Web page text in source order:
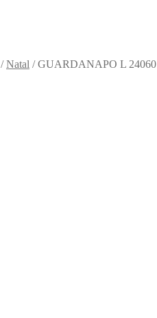
/Natal /GUARDANAPO L 24060